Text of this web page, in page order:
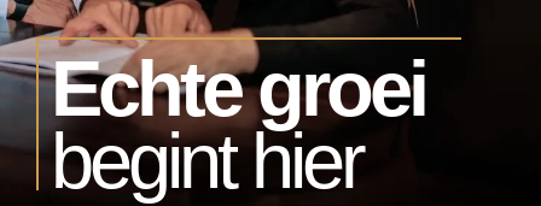
Echte groei
begint hier